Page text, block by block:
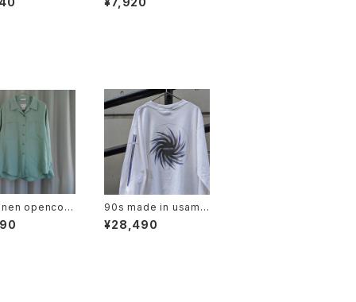
opencoll
"mint"
90s made in usama
cromedia l/s tee
¥28,490